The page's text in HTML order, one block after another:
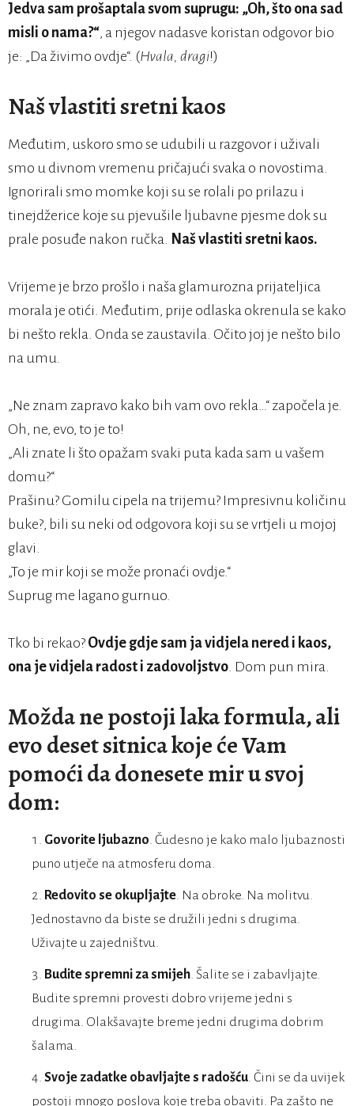
Jedva sam prošaptala svom suprugu: „Oh, što ona sad
misli o nama?“, a njegov nadasve koristan odgovor bio
je: „Da živimo ovdje“. (Hvala, dragi!)
Naš vlastiti sretni kaos
Međutim, uskoro smo se udubili u razgovor i uživali
smo u divnom vremenu pričajući svaka o novostima.
Ignorirali smo momke koji su se rolali po prilazu i
tinejdžerice koje su pjevušile ljubavne pjesme dok su
prale posuđe nakon ručka. Naš vlastiti sretni kaos.
Vrijeme je brzo prošlo i naša glamurozna prijateljica
morala je otići. Međutim, prije odlaska okrenula se kako
bi nešto rekla. Onda se zaustavila. Očito joj je nešto bilo
na umu.
„Ne znam zapravo kako bih vam ovo rekla…“ započela je.
Oh, ne, evo, to je to!
„Ali znate li što opažam svaki puta kada sam u vašem
domu?“
Prašinu? Gomilu cipela na trijemu? Impresivnu količinu
buke?, bili su neki od odgovora koji su se vrtjeli u mojoj
glavi.
„To je mir koji se može pronaći ovdje.“
Suprug me lagano gurnuo.
Tko bi rekao? Ovdje gdje sam ja vidjela nered i kaos,
ona je vidjela radost i zadovoljstvo. Dom pun mira.
Možda ne postoji laka formula, ali
evo deset sitnica koje će Vam
pomoći da donesete mir u svoj
dom:
Govorite ljubazno. Čudesno je kako malo ljubaznosti
puno utječe na atmosferu doma.
Redovito se okupljajte. Na obroke. Na molitvu.
Jednostavno da biste se družili jedni s drugima.
Uživajte u zajedništvu.
Budite spremni za smijeh. Šalite se i zabavljajte.
Budite spremni provesti dobro vrijeme jedni s
drugima. Olakšavajte breme jedni drugima dobrim
šalama.
Svoje zadatke obavljajte s radošću. Čini se da uvijek
postoji mnogo poslova koje treba obaviti. Pa zašto ne